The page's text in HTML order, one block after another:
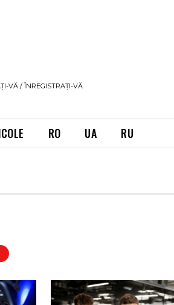
VĂ / ÎNREGISTRAȚI-VĂ
RO UA RU